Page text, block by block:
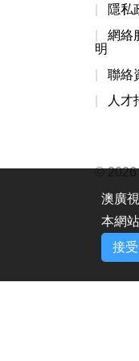
隱私
網絡
明
聯絡
人才
© 2026
澳廣
本網
接受